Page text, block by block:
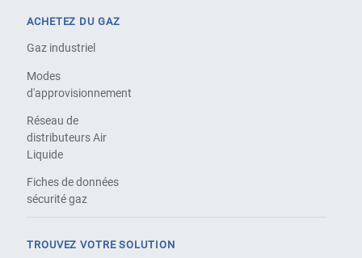
ACHETEZ DU GAZ
Gaz industriel
Modes
d'approvisionnement
Réseau de
distributeurs Air
Liquide
Fiches de données
sécurité gaz
TROUVEZ VOTRE SOLUTION